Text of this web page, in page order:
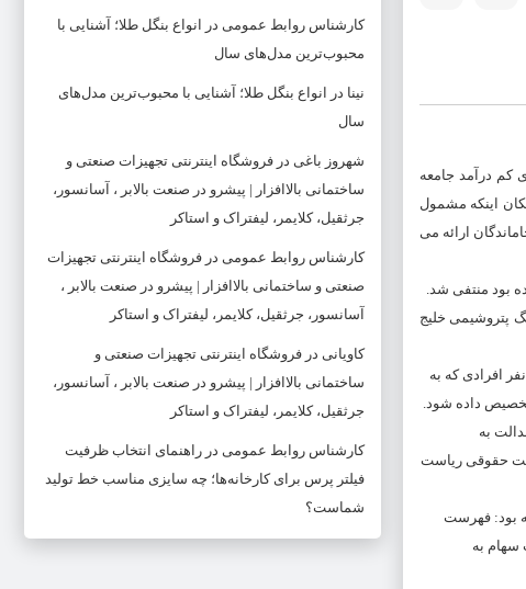
کم درآمد جامعه
اینکه مشمول
ارائه می
بود منتفی شد.
پتروشیمی خلیج
میلیارد تومان ندارد که به جاماندگان سهام عدالت تخصیص دهد. در واقع قرار بود به ۳.۵ میلیون نفر افرادی که به
به
حقوقی ریاست
بود: فهرست
سهام به
کارشناس روابط عمومی در
انواع بنگل طلا؛ آشنایی با
محبوب‌ترین مدل‌های سال
نینا در
انواع بنگل طلا؛ آشنایی با محبوب‌ترین مدل‌های
سال
شهروز باغی در فروشگاه اینترنتی تجهیزات صنعتی و
ساختمانی بالاافزار | پیشرو در صنعت بالابر ، آسانسور،
جرثقیل، کلایمر، لیفتراک و استاکر
کارشناس روابط عمومی در فروشگاه اینترنتی تجهیزات
صنعتی و ساختمانی بالاافزار | پیشرو در صنعت بالابر ،
آسانسور، جرثقیل، کلایمر، لیفتراک و استاکر
کاویانی در فروشگاه اینترنتی تجهیزات صنعتی و
ساختمانی بالاافزار | پیشرو در صنعت بالابر ، آسانسور،
جرثقیل، کلایمر، لیفتراک و استاکر
کارشناس روابط عمومی در راهنمای انتخاب ظرفیت
فیلتر پرس برای کارخانه‌ها؛ چه سایزی مناسب خط تولید
شماست؟